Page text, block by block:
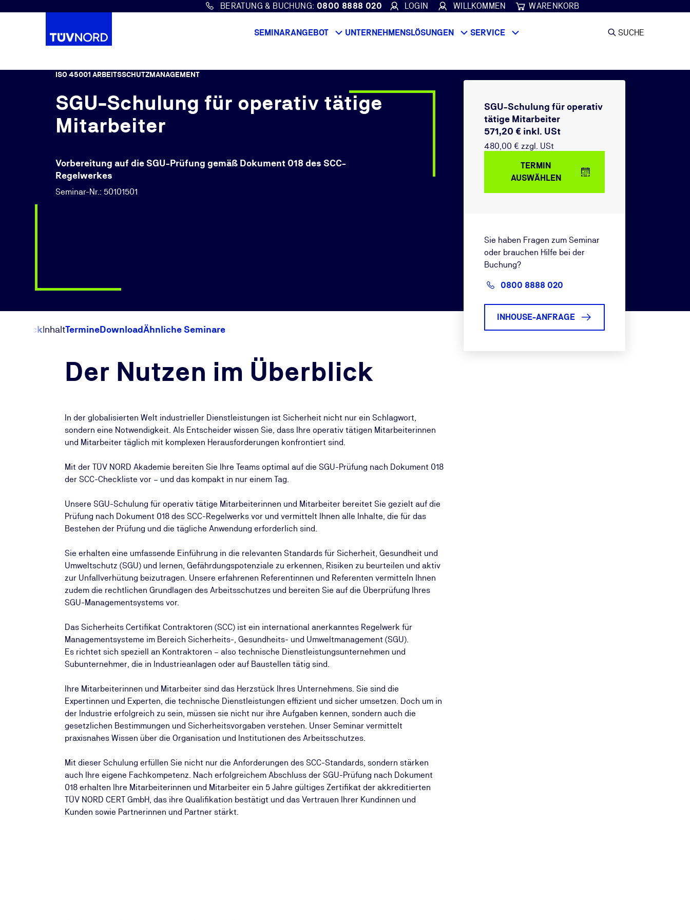
Springe zum Hauptinhalt
BERATUNG & BUCHUNG: 0800 8888 020 LOGIN WILLKOMMEN WARENKORB
SEMINARANGEBOT UNTERNEHMENSLÖSUNGEN SERVICE SUCHE
ISO 45001 ARBEITSSCHUTZMANAGEMENT
SGU-Schulung für operativ tätige
Mitarbeiter
Vorbereitung auf die SGU-Prüfung gemäß Dokument 018 des SCC-
Regelwerkes
Seminar-Nr.: 50101501
ÜberblickInhaltTermineDownloadÄhnliche Seminare
Der Nutzen im Überblick
In der globalisierten Welt industrieller Dienstleistungen ist Sicherheit nicht nur ein Schlagwort,
sondern eine Notwendigkeit. Als Entscheider wissen Sie, dass Ihre operativ tätigen Mitarbeiterinnen
und Mitarbeiter täglich mit komplexen Herausforderungen konfrontiert sind.
Mit der TÜV NORD Akademie bereiten Sie Ihre Teams optimal auf die SGU-Prüfung nach Dokument 018
der SCC-Checkliste vor – und das kompakt in nur einem Tag.
Unsere SGU-Schulung für operativ tätige Mitarbeiterinnen und Mitarbeiter bereitet Sie gezielt auf die
Prüfung nach Dokument 018 des SCC-Regelwerks vor und vermittelt Ihnen alle Inhalte, die für das
Bestehen der Prüfung und die tägliche Anwendung erforderlich sind.
Sie erhalten eine umfassende Einführung in die relevanten Standards für Sicherheit, Gesundheit und
Umweltschutz (SGU) und lernen, Gefährdungspotenziale zu erkennen, Risiken zu beurteilen und aktiv
zur Unfallverhütung beizutragen. Unsere erfahrenen Referentinnen und Referenten vermitteln Ihnen
zudem die rechtlichen Grundlagen des Arbeitsschutzes und bereiten Sie auf die Überprüfung Ihres
SGU-Managementsystems vor.
Das Sicherheits Certifikat Contraktoren (SCC) ist ein international anerkanntes Regelwerk für
Managementsysteme im Bereich Sicherheits-, Gesundheits- und Umweltmanagement (SGU).
Es richtet sich speziell an Kontraktoren – also technische Dienstleistungsunternehmen und
Subunternehmer, die in Industrieanlagen oder auf Baustellen tätig sind.
Ihre Mitarbeiterinnen und Mitarbeiter sind das Herzstück Ihres Unternehmens. Sie sind die
Expertinnen und Experten, die technische Dienstleistungen effizient und sicher umsetzen. Doch um in
der Industrie erfolgreich zu sein, müssen sie nicht nur ihre Aufgaben kennen, sondern auch die
gesetzlichen Bestimmungen und Sicherheitsvorgaben verstehen. Unser Seminar vermittelt
praxisnahes Wissen über die Organisation und Institutionen des Arbeitsschutzes.
Mit dieser Schulung erfüllen Sie nicht nur die Anforderungen des SCC-Standards, sondern stärken
auch Ihre eigene Fachkompetenz. Nach erfolgreichem Abschluss der SGU-Prüfung nach Dokument
018 erhalten Ihre Mitarbeiterinnen und Mitarbeiter ein 5 Jahre gültiges Zertifikat der akkreditierten
TÜV NORD CERT GmbH, das ihre Qualifikation bestätigt und das Vertrauen Ihrer Kundinnen und
Kunden sowie Partnerinnen und Partner stärkt.
SGU-Schulung für operativ
tätige Mitarbeiter
571,20 € inkl. USt
480,00 € zzgl. USt
TERMIN
AUSWÄHLEN
Sie haben Fragen zum Seminar
oder brauchen Hilfe bei der
Buchung?
0800 8888 020
INHOUSE-ANFRAGE